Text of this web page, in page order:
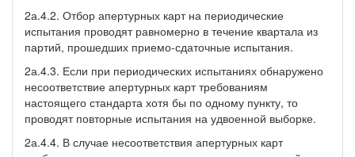
2а.4.2. Отбор апертурных карт на периодические
испытания проводят равномерно в течение квартала из
партий, прошедших приемо-сдаточные испытания.
2а.4.3. Если при периодических испытаниях обнаружено
не­соответствие апертурных карт требованиям
настоящего стандарта хотя бы по одному пункту, то
проводят повторные испытания на удвоенной выборке.
2а.4.4. В случае несоответствия апертурных карт